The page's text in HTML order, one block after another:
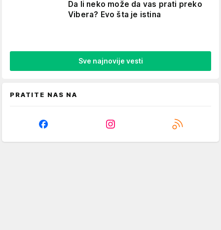
Da li neko može da vas prati preko
Vibera? Evo šta je istina
Sve najnovije vesti
PRATITE NAS NA